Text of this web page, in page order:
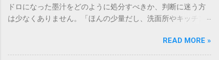
ドロになった墨汁をどのように処分すべきか、判断に迷う方
は少なくありません。「ほんの少量だし、洗面所やキッチン
と、実は予期せぬトラブルを招く原因となります。 墨汁は、
一般的な生活排水とは性質が大きく異なります。そのまま排
READ MORE »